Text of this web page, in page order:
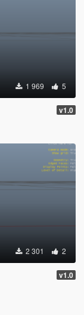
1 969 5
v1.0
2 301 2
v1.0